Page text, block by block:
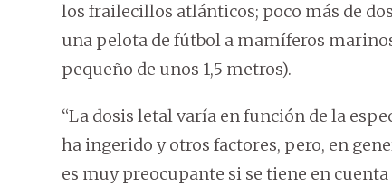
los frailecillos atlánticos; poco más de
una pelota de fútbol a mamíferos
pequeño de unos 1,5 metros).
“La dosis letal varía en función de la
ha ingerido y otros factores, pero, en
es muy preocupante si se tiene en